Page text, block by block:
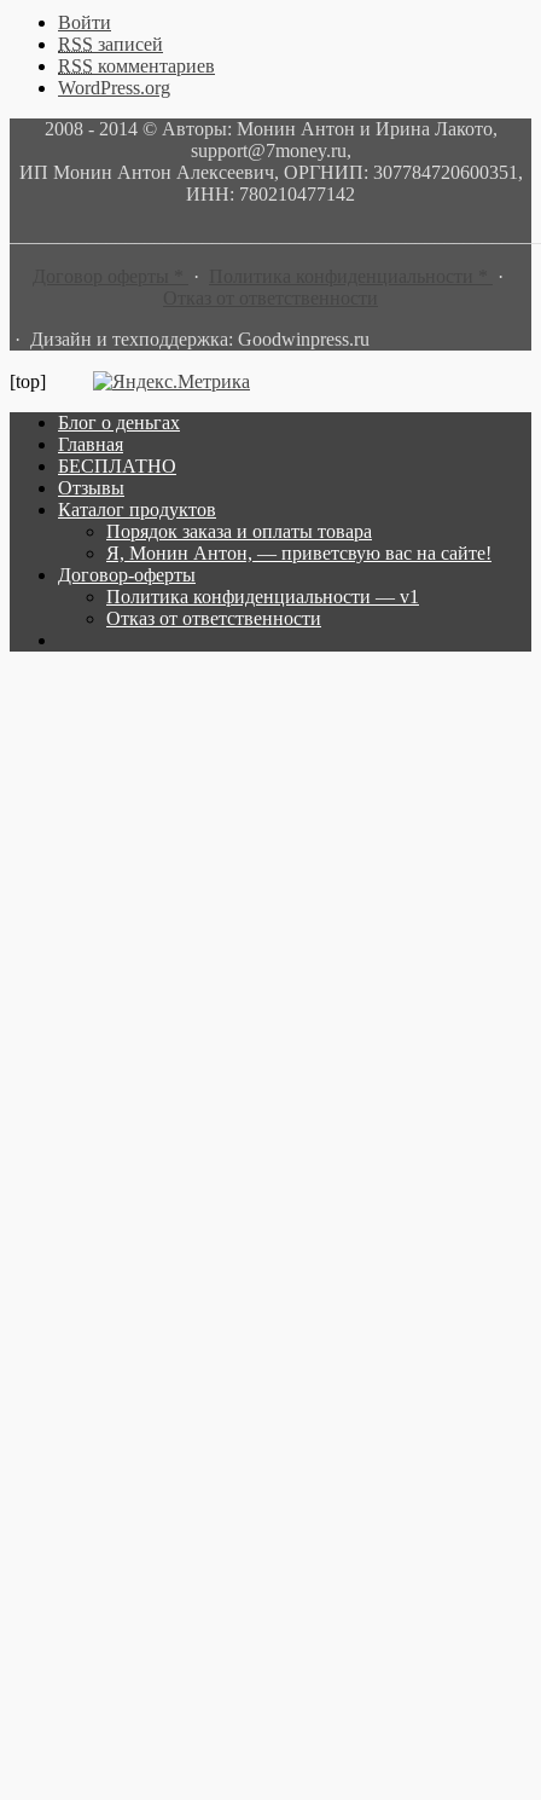
Войти
RSS записей
RSS комментариев
WordPress.org
2008 - 2014 © Авторы: Монин Антон и Ирина Лакото,
support@7money.ru,
ИП Монин Антон Алексеевич, ОРГНИП: 307784720600351,
ИНН: 780210477142
·
·
· Дизайн и техподдержка: Goodwinpress.ru
[top]
Блог о деньгах
Главная
БЕСПЛАТНО
Отзывы
Каталог продуктов
Порядок заказа и оплаты товара
Я, Монин Антон, — приветсвую вас на сайте!
Договор-оферты
Политика конфиденциальности — v1
Отказ от ответственности